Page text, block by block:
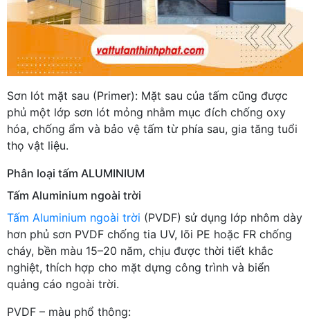
Sơn lót mặt sau (Primer): Mặt sau của tấm cũng được
phủ một lớp sơn lót mỏng nhằm mục đích chống oxy
hóa, chống ẩm và bảo vệ tấm từ phía sau, gia tăng tuổi
thọ vật liệu.
Phân loại tấm ALUMINIUM
Tấm Aluminium ngoài trời
Tấm Aluminium ngoài trời (PVDF) sử dụng lớp nhôm dày
hơn phủ sơn PVDF chống tia UV, lõi PE hoặc FR chống
cháy, bền màu 15–20 năm, chịu được thời tiết khắc
nghiệt, thích hợp cho mặt dựng công trình và biển
quảng cáo ngoài trời.
PVDF – màu phổ thông: